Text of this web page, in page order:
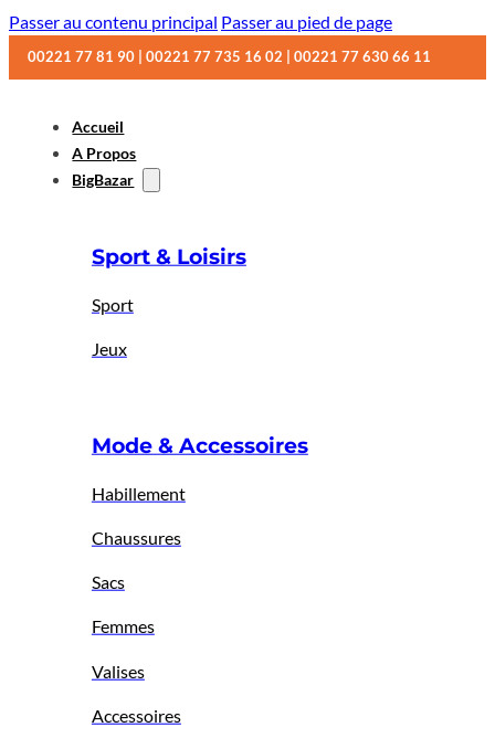
Passer au contenu principal Passer au pied de page
00221 77 81 90 | 00221 77 735 16 02 | 00221 77 630 66 11
Accueil
A Propos
BigBazar
Sport & Loisirs
Sport
Jeux
Mode & Accessoires
Habillement
Chaussures
Sacs
Femmes
Valises
Accessoires